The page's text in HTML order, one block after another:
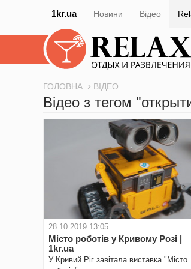
1kr.ua Новини Відео
ГОЛОВНА ВІДЕО
Відео з тегом
28.10.2019 13:05
Місто роботів у Кривому Розі |
1kr.ua
У Кривий Ріг завітала виставка "Місто